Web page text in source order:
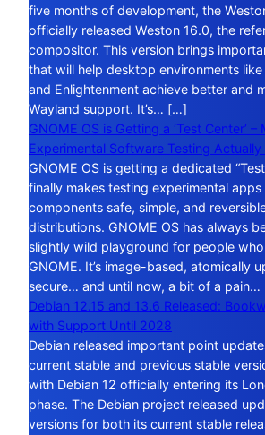
five months of development, the
officially released Weston 16.0, the
compositor. This version brings
that will help desktop environments like
and Enlightenment achieve better and
Wayland support. It’s… […]
GNOME OS is Getting a ‘Test Center’ –
Experimental Software Testing Actually
GNOME OS is getting a dedicated
finally makes testing experimental
components safe, simple, and
distributions. GNOME OS has always
slightly wild playground for people
GNOME. It’s image-based, atomically
secure… and until now, a bit of a
Debian 12.15 and 13.6 Released:
with Support Until 2028
Debian released important point
current stable and previous stable
with Debian 12 officially entering its
phase. The Debian project released
versions for both its current stable